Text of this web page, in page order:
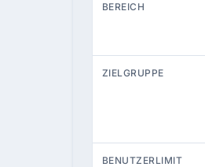
BEREICH
ZIELGRUPPE
BENUTZERLIMIT